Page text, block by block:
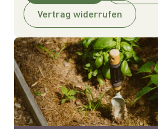
Vertrag widerrufen